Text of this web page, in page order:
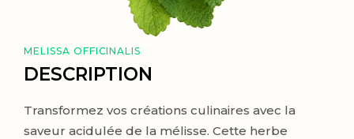
MELISSA OFFICINALIS
DESCRIPTION
Transformez vos créations culinaires avec la
saveur acidulée de la mélisse. Cette herbe